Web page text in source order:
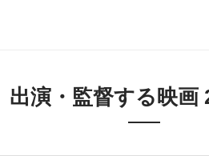
出演・監督する映画